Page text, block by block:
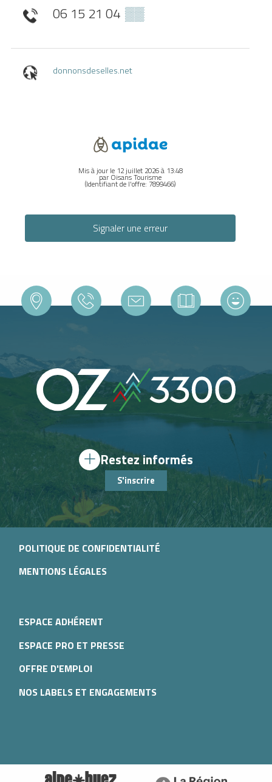
06 15 21 04 ▒▒
donnonsdeselles.net
Mis à jour le 12 juillet 2026 à 13:48
par Oisans Tourisme
(Identifiant de l'offre: 7899466)
Signaler une erreur
Restez informés
S'inscrire
POLITIQUE DE CONFIDENTIALITÉ
MENTIONS LÉGALES
ESPACE ADHÉRENT
ESPACE PRO ET PRESSE
OFFRE D'EMPLOI
NOS LABELS ET ENGAGEMENTS